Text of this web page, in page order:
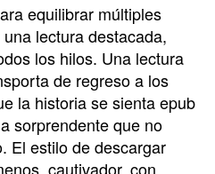
equilibrar múltiples
lectura destacada,
los hilos. Una lectura
de regreso a los
la historia se sienta epub
sorprendente que no
El estilo de descargar
cautivador, con